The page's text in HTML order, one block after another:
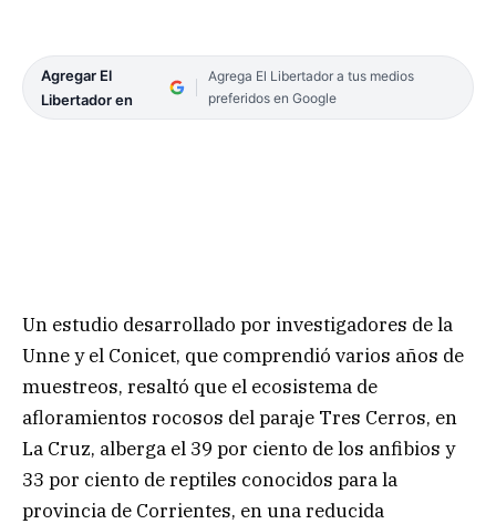
Agregar El
Libertador en
Agrega El Libertador a tus medios
preferidos en Google
Un estudio desarrollado por investigadores de la
Unne y el Conicet, que comprendió varios años de
muestreos, resaltó que el ecosistema de
afloramientos rocosos del paraje Tres Cerros, en
La Cruz, alberga el 39 por ciento de los anfibios y
33 por ciento de reptiles conocidos para la
provincia de Corrientes, en una reducida